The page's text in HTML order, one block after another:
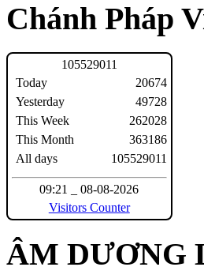
Chánh Pháp
105529011
Today
Yesterday
This Week
This Month
All days
20674
49728
262028
363186
105529011
09:21 _ 08-08-2026
Visitors Counter
ÂM DƯƠNG